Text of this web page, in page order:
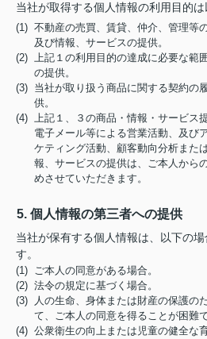
当社が取得する個人情報の利用目的は
(1) 不動産の売買、賃貸、仲介、管理等
及び情報、サービスの提供。
(2) 上記１の利用目的の達成に必要な範
の提供。
(3) 当社が取り扱う商品に関する契約の
供。
(4) 上記１、３の商品・情報・サービス
電子メール等による営業活動、及び
ケティング活動、顧客動向分析また
報、サービスの提供は、ご本人から
めさせていただきます。
5. 個人情報の第三者への提供
当社が保有する個人情報は、以下の
す。
(1) ご本人の同意がある場合。
(2) 法令の規定に基づく場合。
(3) 人の生命、身体または財産の保護の
て、ご本人の同意を得ることが困難
(4) 公衆衛生の向上または児童の健全な